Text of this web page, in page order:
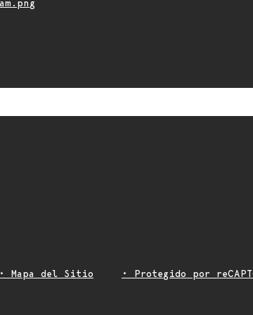
• Mapa del Sitio
• Protegido por